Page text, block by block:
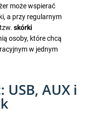
może wspierać
a przy regularnym
tzw.skórki
osoby, które chcą
w jednym
USB, AUX i